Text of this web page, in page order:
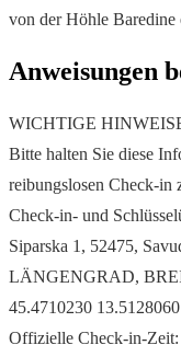
von der Höhle Baredine
Anweisungen
WICHTIGE
Bitte halten Sie diese
reibungslosen Check-in
Check-in- und
Siparska 1, 52475,
LÄNGENGRAD,
45.4710230 13.5128060
Offizielle Check-in-